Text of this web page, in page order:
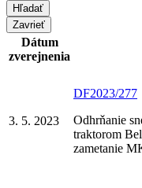
Zavrieť
Dátum
zverejnenia
3. 5. 2023
DF2023/277
Odhrňanie
traktorom
zametanie